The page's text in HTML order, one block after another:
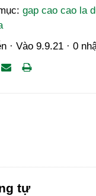
gap cao cao la
· Vào 9.9.21 · 0
tự